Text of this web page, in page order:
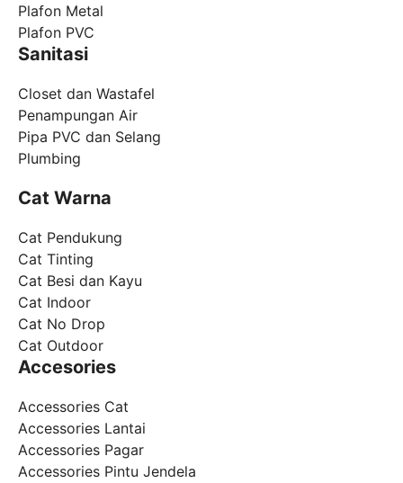
Plafon Metal
Plafon PVC
Sanitasi
Closet dan Wastafel
Penampungan Air
Pipa PVC dan Selang
Plumbing
Cat Warna
Cat Pendukung
Cat Tinting
Cat Besi dan Kayu
Cat Indoor
Cat No Drop
Cat Outdoor
Accesories
Accessories Cat
Accessories Lantai
Accessories Pagar
Accessories Pintu Jendela